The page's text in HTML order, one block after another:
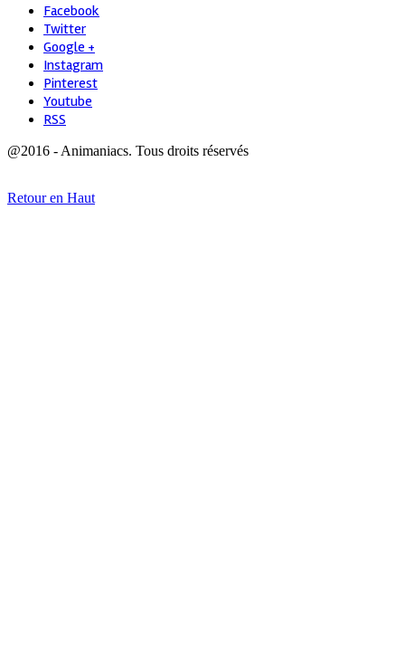
Facebook
Twitter
Google +
Instagram
Pinterest
Youtube
RSS
@2016 - Animaniacs. Tous droits réservés
Retour en Haut